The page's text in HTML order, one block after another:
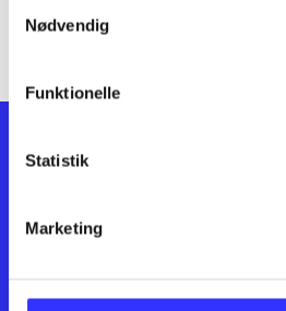
Nødvendig
Funktionelle
Statistik
Marketing
lorem ipsum dolor sit amet ...